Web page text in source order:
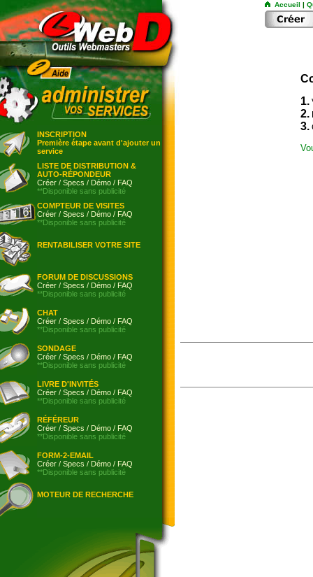
INSCRIPTION
Première étape avant d'ajouter un
service
LISTE DE DISTRIBUTION &
AUTO-RÉPONDEUR
Créer / Specs / Démo / FAQ
**Disponible sans publicité
COMPTEUR DE VISITES
Créer / Specs / Démo / FAQ
**Disponible sans publicité
RENTABILISER VOTRE SITE
FORUM DE DISCUSSIONS
Créer / Specs / Démo / FAQ
**Disponible sans publicité
CHAT
Créer / Specs / Démo / FAQ
**Disponible sans publicité
SONDAGE
Créer / Specs / Démo / FAQ
**Disponible sans publicité
LIVRE D'INVITÉS
Créer / Specs / Démo / FAQ
**Disponible sans publicité
RÉFÉREUR
Créer / Specs / Démo / FAQ
**Disponible sans publicité
FORM-2-EMAIL
Créer / Specs / Démo / FAQ
**Disponible sans publicité
MOTEUR DE RECHERCHE
Accueil |
1.
2.
3.